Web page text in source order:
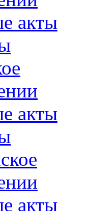
акты
акты
акты